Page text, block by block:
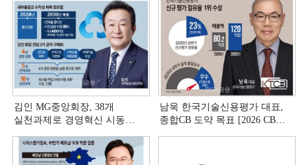
김인 MG중앙회장, 38개
실천과제로 경영혁신 시동
남욱 한국기술신용평가 대표,
종합CB 도약 목표 [2026 CB사